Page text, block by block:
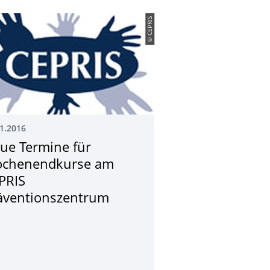
© CEPRIS
Termine für
am